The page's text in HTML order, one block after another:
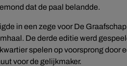
dat de paal belandde.
in een zege voor De
De derde editie werd
spelen op voorsprong door
voor de gelijkmaker.